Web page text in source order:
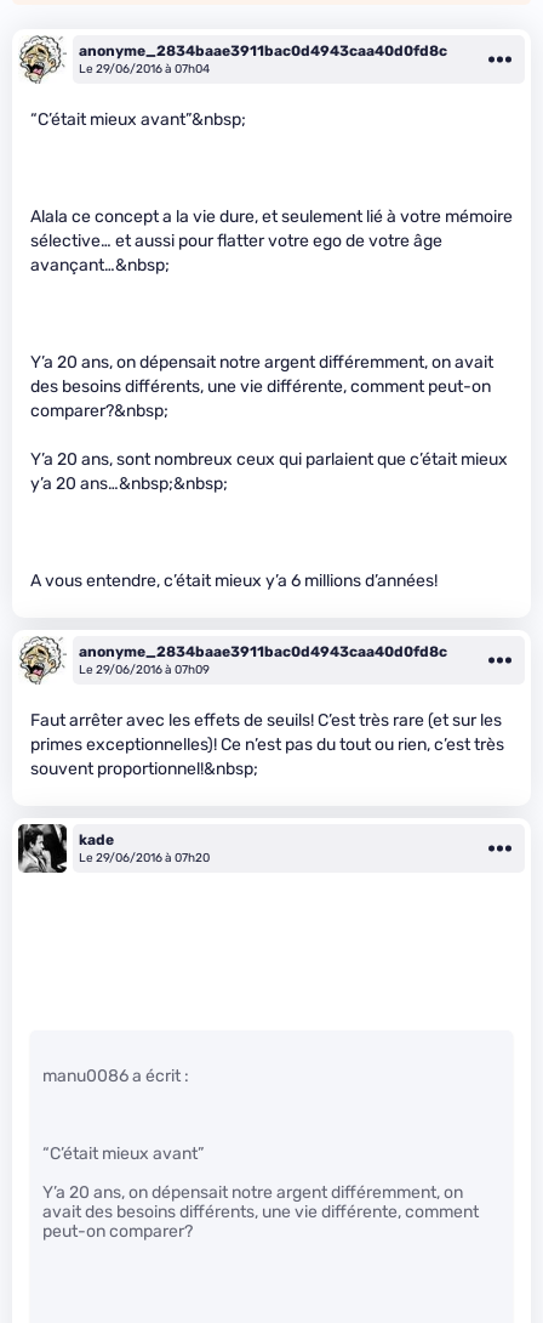
anonyme_2834baae3911bac0d4943caa40d0fd8c
Le 29/06/2016 à 07h04
“C’était mieux avant”&nbsp;
Alala ce concept a la vie dure, et seulement lié à votre mémoire
sélective… et aussi pour flatter votre ego de votre âge
avançant…&nbsp;
Y’a 20 ans, on dépensait notre argent différemment, on avait
des besoins différents, une vie différente, comment peut-on
comparer?&nbsp;
Y’a 20 ans, sont nombreux ceux qui parlaient que c’était mieux
y’a 20 ans…&nbsp;&nbsp;
A vous entendre, c’était mieux y’a 6 millions d’années!
anonyme_2834baae3911bac0d4943caa40d0fd8c
Le 29/06/2016 à 07h09
Faut arrêter avec les effets de seuils! C’est très rare (et sur les
primes exceptionnelles)! Ce n’est pas du tout ou rien, c’est très
souvent proportionnel!&nbsp;
kade
Le 29/06/2016 à 07h20
manu0086 a écrit :
“C’était mieux avant”
Y’a 20 ans, on dépensait notre argent différemment, on
avait des besoins différents, une vie différente, comment
peut-on comparer?